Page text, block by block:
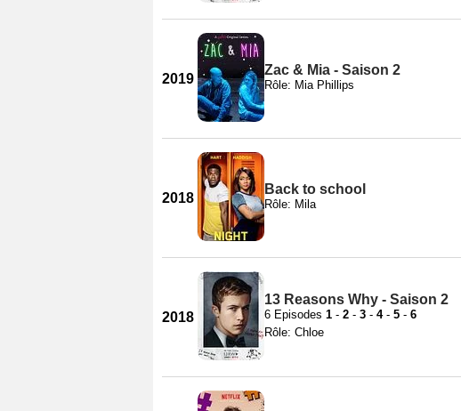
2019
Zac & Mia - Saison 2
Rôle: Mia Phillips
2018
Back to school
Rôle: Mila
2018
13 Reasons Why - Saison 2
6 Episodes 1 - 2 - 3 - 4- 5 - 6
Rôle: Chloe